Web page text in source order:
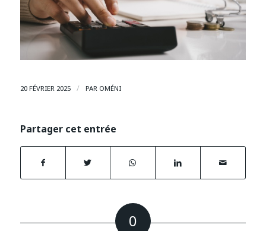
20 FÉVRIER 2025 / PAR OMÉNI
Partager cet entrée
0